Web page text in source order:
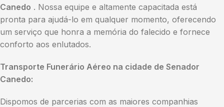
Canedo . Nossa equipe e altamente capacitada está
pronta para ajudá-lo em qualquer momento, oferecendo
um serviço que honra a memória do falecido e fornece
conforto aos enlutados.
Transporte Funerário Aéreo na cidade de Senador
Canedo:
Dispomos de parcerias com as maiores companhias